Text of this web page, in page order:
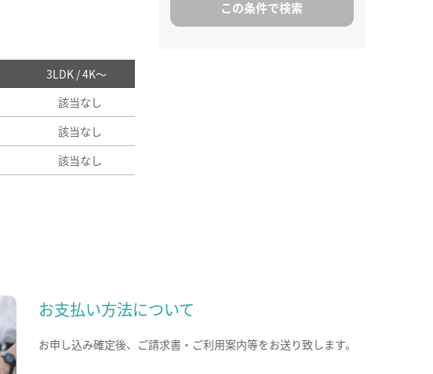
3LDK / 4K～
該当なし
該当なし
該当なし
お支払い方法について
お申し込み確定後、ご請求書・ご利用案内等をお送り致します。